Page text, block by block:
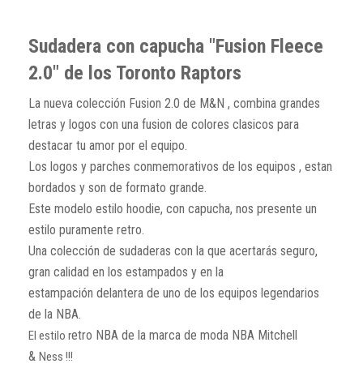
Sudadera con capucha "Fusion Fleece
2.0" de los Toronto Raptors
La nueva colección Fusion 2.0 de M&N , combina grandes
letras y logos con una fusion de colores clasicos para
destacar tu amor por el equipo.
Los logos y parches conmemorativos de los equipos , estan
bordados y son de formato grande.
Este modelo estilo hoodie, con capucha, nos presente un
estilo puramente retro.
Una colección de sudaderas con la que acertarás seguro,
gran calidad en los estampados y en la
estampación delantera de uno de los equipos legendarios
de la NBA.
El estilo retro NBA de la marca de moda NBA Mitchell
& Ness !!!